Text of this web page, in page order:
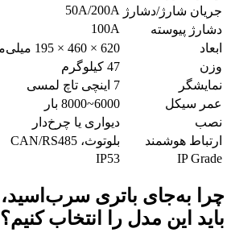
جریان شارژ/دشارژ 50A/200A
دشارژ پیوسته
100A
ابعاد
620 × 460 × 195 میلی‌متر
وزن
47 کیلوگرم
نمایشگر
7 اینچی تاچ لمسی
عمر سیکل
6000~8000 بار
نصب
دیواری یا چرخ‌دار
ارتباط هوشمند
بلوتوث، CAN/RS485
IP Grade
IP53
باید این مدل را انتخاب کنیم؟